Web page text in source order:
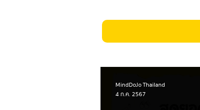
MindDoJo Thailand
4 ก.ค. 2567